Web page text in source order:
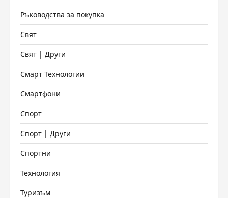
Ръководства за покупка
Свят
Свят | Други
Смарт Технологии
Смартфони
Спорт
Спорт | Други
Спортни
Технология
Туризъм